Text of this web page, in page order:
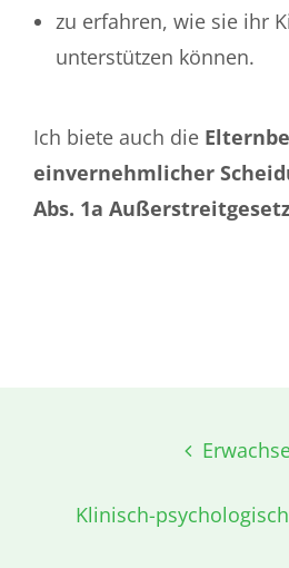
zu erfahren, wie sie ihr
unterstützen können.
Ich biete auch die
einvernehmlicher
Abs. 1a
navigation
Klinisch-